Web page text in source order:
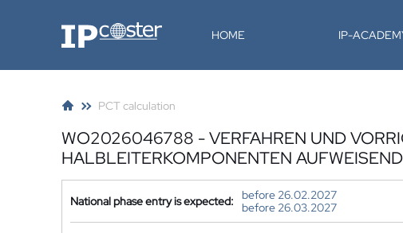
IP-Coster HOME IP-
PCT calculation
WO2026046788 - VERFAHREN UND
HALBLEITERKOMPONENTEN
National phase entry is expected:
before 26.02.2027
before 26.03.2027